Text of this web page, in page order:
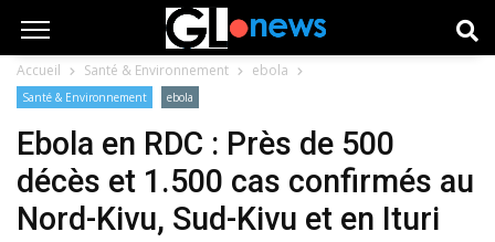
Accueil Santé & Environnement ebola
Santé & Environnement ebola
Ebola en RDC : Près de 500
décès et 1.500 cas confirmés au
Nord-Kivu, Sud-Kivu et en Ituri